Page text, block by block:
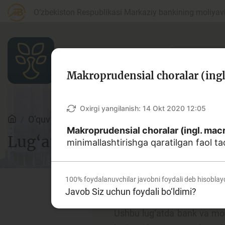
Maqolalar
Bank agentlari uchun
Depozit (omonatlar)
O‘quv qo‘llanmalar
Lug‘at
Makroprudensial choralar
Oxirgi yangilanish: 14 Okt 2020 12:05
Makroprudensial choralar (ingl.
minimallashtirishga qaratilgan faol
100%foydalanuvchilar javobni foydali deb
Javob Siz uchun foydali bo‘ldimi?